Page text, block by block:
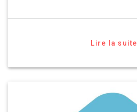
Lire la suite